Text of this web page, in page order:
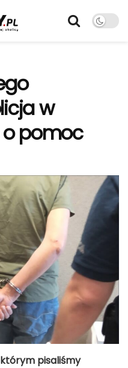
w
pomoc
pisaliśmy